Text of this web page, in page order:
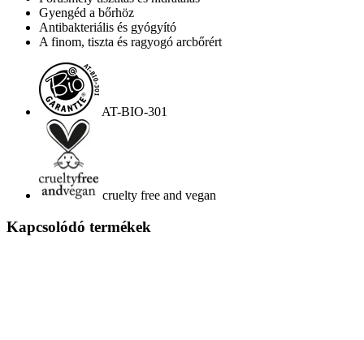
Gyengéd a bőrhöz
Antibakteriális és gyógyító
A finom, tiszta és ragyogó arcbőrért
AT-BIO-301
cruelty free and vegan
Kapcsolódó termékek